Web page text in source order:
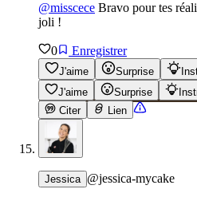
@misscece Bravo pour tes
joli !
0 Enregistrer
J'aime Surprise
J'aime
Surprise
Citer
Lien
Jessica @jessica-mycake